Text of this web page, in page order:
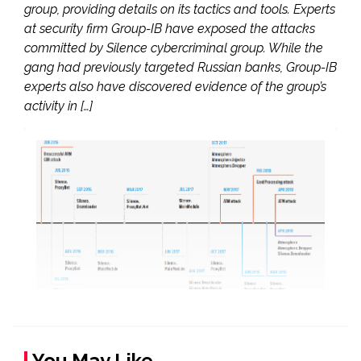
group, providing details on its tactics and tools. Experts
at security firm Group-IB have exposed the attacks
committed by Silence cybercriminal group. While the
gang had previously targeted Russian banks, Group-IB
experts also have discovered evidence of the group’s
activity in […]